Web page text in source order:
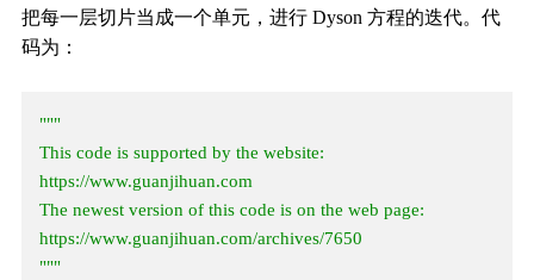
把每一层切片当成一个单元，进行 Dyson 方程的迭代。代
码为：
"""
This code is supported by the website:
https://www.guanjihuan.com
The newest version of this code is on the web page:
https://www.guanjihuan.com/archives/7650
"""